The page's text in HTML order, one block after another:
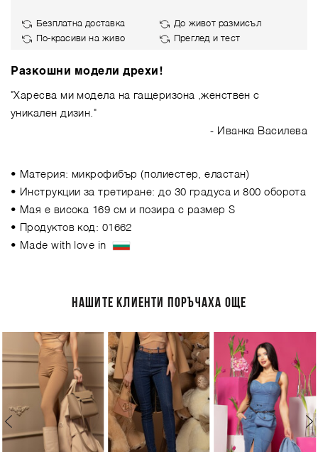
Безплатна доставка
До живот размисъл
По-красиви на живо
Преглед и тест
Разкошни модели дрехи!
"Харесва ми модела на гащеризона ,женствен с
уникален дизин."
- Иванка Василева
• Материя: микрофибър (полиестер, еластан)
• Инструкции за третиране: до 30 градуса и 800 оборота
• Мая е висока 169 см и позира с размер S
• Продуктов код: 01662
• Made with love in
НАШИТЕ КЛИЕНТИ ПОРЪЧАХА ОЩЕ